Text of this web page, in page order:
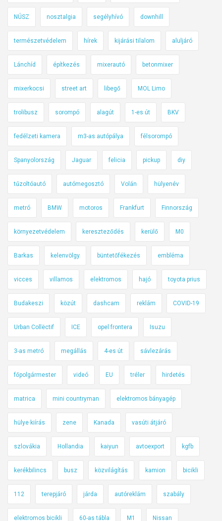
é
f
a
f
k
á
v
o
g
o
NÚSZ nosztalgia segélyhívó downhill
természetvédelem hírek kijárási tilalom aluljáró
Lánchíd építkezés mixerautó betonmixer
mixerkocsi street art libegő MOL Limo
trolibusz sorompó alagút 1-es út BKV
fedélzeti kamera m3-as autópálya félsorompó
Spanyolország Jaguar felicia pickup diy
tűzoltóautó autómegosztó Volán hülyenév
metró BMW motoros Frankfurt Finnország
környezetvédelem kereszteződés kerülő M0
Barkas kelenvölgy büntetőfékezés embléma
vicces villamos elektromos hajó toyota prius
Budakeszi közút dashcam reklám COVID-19
Urban Collëctif ICE opel frontera Isuzu
3-as metró megállás 4-es út sávlezárás
főpolgármester videó EU tréler hirdetés
matrica mini countryman elektromos bányagép
hülye kiírás zene Kanada vasúti átjáró
szlovákia Hollandia kaiyun avtoexport kgfb
kerékbilincs busz közvilágítás kamion bicikli
112 terepjáró járda autóreklám szabály
elektromos bicikli 60-as tábla M1 Nissan